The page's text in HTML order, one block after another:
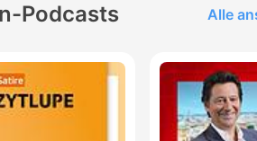
Podcasts Alle